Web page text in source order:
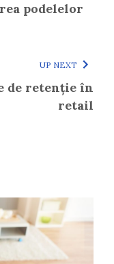
podelelor
UP NEXT
de retenție în
retail